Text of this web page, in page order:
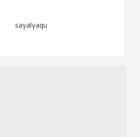
saγalγaqu